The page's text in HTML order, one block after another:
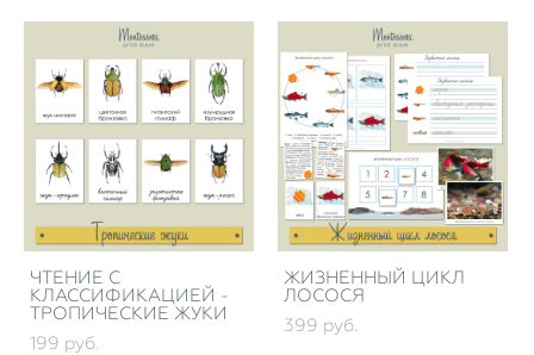
ЧТЕНИЕ С
КЛАССИФИКАЦИЕЙ -
ТРОПИЧЕСКИЕ ЖУКИ
199 pуб.
ЖИЗНЕННЫЙ ЦИКЛ
ЛОСОСЯ
399 pуб.